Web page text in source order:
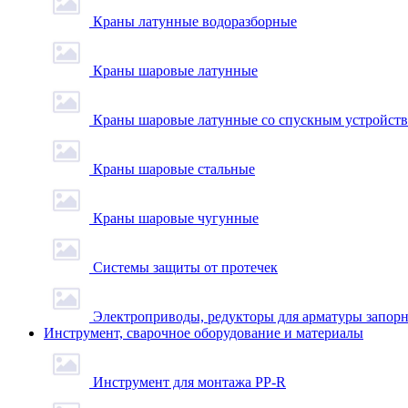
Краны латунные водоразборные
Краны шаровые латунные
Краны шаровые латунные со спускным
Краны шаровые стальные
Краны шаровые чугунные
Системы защиты от протечек
Электроприводы, редукторы для арматуры
Инструмент, сварочное оборудование и материалы
Инструмент для монтажа PP-R